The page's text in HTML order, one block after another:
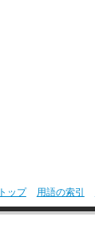
ップ 用語の索引